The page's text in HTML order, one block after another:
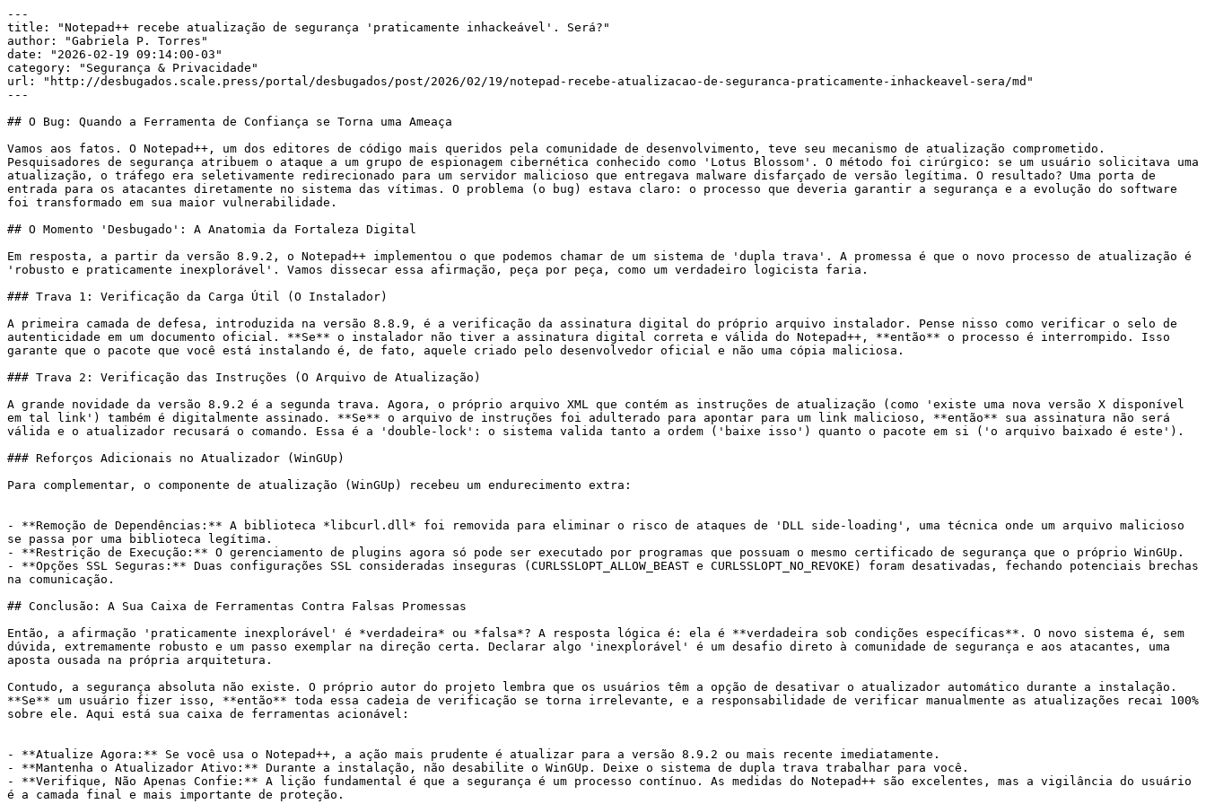
---
title: "Notepad++ recebe atualização de segurança 'praticamente inhackeável'. Será?"
author: "Gabriela P. Torres"
date: "2026-02-19 09:14:00-03"
category: "Segurança & Privacidade"
url: "http://desbugados.scale.press/portal/desbugados/post/2026/02/19/notepad-recebe-atualizacao-de-seguranca-praticamente-inhackeavel-sera/md"
---
## O Bug: Quando a Ferramenta de Confiança se Torna uma Ameaça
Vamos aos fatos. O Notepad++, um dos editores de código mais queridos pela comunidade de desenvolvimento, teve seu mecanismo de atualização comprometido.
Pesquisadores de segurança atribuem o ataque a um grupo de espionagem cibernética conhecido como 'Lotus Blossom'. O método foi cirúrgico: se um usuário solicitava uma
atualização, o tráfego era seletivamente redirecionado para um servidor malicioso que entregava malware disfarçado de versão legítima. O resultado? Uma porta de
entrada para os atacantes diretamente no sistema das vítimas. O problema (o bug) estava claro: o processo que deveria garantir a segurança e a evolução do software
foi transformado em sua maior vulnerabilidade.
## O Momento 'Desbugado': A Anatomia da Fortaleza Digital
Em resposta, a partir da versão 8.9.2, o Notepad++ implementou o que podemos chamar de um sistema de 'dupla trava'. A promessa é que o novo processo de atualização é
'robusto e praticamente inexplorável'. Vamos dissecar essa afirmação, peça por peça, como um verdadeiro logicista faria.
### Trava 1: Verificação da Carga Útil (O Instalador)
A primeira camada de defesa, introduzida na versão 8.8.9, é a verificação da assinatura digital do próprio arquivo instalador. Pense nisso como verificar o selo de
autenticidade em um documento oficial. **Se** o instalador não tiver a assinatura digital correta e válida do Notepad++, **então** o processo é interrompido. Isso
garante que o pacote que você está instalando é, de fato, aquele criado pelo desenvolvedor oficial e não uma cópia maliciosa.
### Trava 2: Verificação das Instruções (O Arquivo de Atualização)
A grande novidade da versão 8.9.2 é a segunda trava. Agora, o próprio arquivo XML que contém as instruções de atualização (como 'existe uma nova versão X disponível
em tal link') também é digitalmente assinado. **Se** o arquivo de instruções foi adulterado para apontar para um link malicioso, **então** sua assinatura não será
válida e o atualizador recusará o comando. Essa é a 'double-lock': o sistema valida tanto a ordem ('baixe isso') quanto o pacote em si ('o arquivo baixado é este').
### Reforços Adicionais no Atualizador (WinGUp)
Para complementar, o componente de atualização (WinGUp) recebeu um endurecimento extra:
- **Remoção de Dependências:** A biblioteca *libcurl.dll* foi removida para eliminar o risco de ataques de 'DLL side-loading', uma técnica onde um arquivo malicioso
se passa por uma biblioteca legítima.
- **Restrição de Execução:** O gerenciamento de plugins agora só pode ser executado por programas que possuam o mesmo certificado de segurança que o próprio WinGUp.
- **Opções SSL Seguras:** Duas configurações SSL consideradas inseguras (CURLSSLOPT_ALLOW_BEAST e CURLSSLOPT_NO_REVOKE) foram desativadas, fechando potenciais brechas
na comunicação.
## Conclusão: A Sua Caixa de Ferramentas Contra Falsas Promessas
Então, a afirmação 'praticamente inexplorável' é *verdadeira* ou *falsa*? A resposta lógica é: ela é **verdadeira sob condições específicas**. O novo sistema é, sem
dúvida, extremamente robusto e um passo exemplar na direção certa. Declarar algo 'inexplorável' é um desafio direto à comunidade de segurança e aos atacantes, uma
aposta ousada na própria arquitetura.
Contudo, a segurança absoluta não existe. O próprio autor do projeto lembra que os usuários têm a opção de desativar o atualizador automático durante a instalação.
**Se** um usuário fizer isso, **então** toda essa cadeia de verificação se torna irrelevante, e a responsabilidade de verificar manualmente as atualizações recai 100%
sobre ele. Aqui está sua caixa de ferramentas acionável:
- **Atualize Agora:** Se você usa o Notepad++, a ação mais prudente é atualizar para a versão 8.9.2 ou mais recente imediatamente.
- **Mantenha o Atualizador Ativo:** Durante a instalação, não desabilite o WinGUp. Deixe o sistema de dupla trava trabalhar para você.
- **Verifique, Não Apenas Confie:** A lição fundamental é que a segurança é um processo contínuo. As medidas do Notepad++ são excelentes, mas a vigilância do usuário
é a camada final e mais importante de proteção.